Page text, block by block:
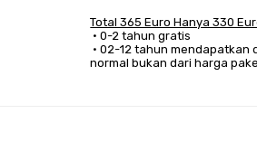
Total 365 Euro Hanya 330
• 0-2 tahun gratis
normal bukan dari harga